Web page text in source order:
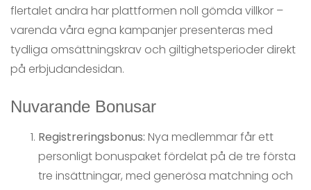
flertalet andra har plattformen noll gömda villkor –
varenda våra egna kampanjer presenteras med
tydliga omsättningskrav och giltighetsperioder direkt
på erbjudandesidan.
Nuvarande Bonusar
Registreringsbonus: Nya medlemmar får ett
personligt bonuspaket fördelat på de tre första
tre insättningar, med generösa matchning och